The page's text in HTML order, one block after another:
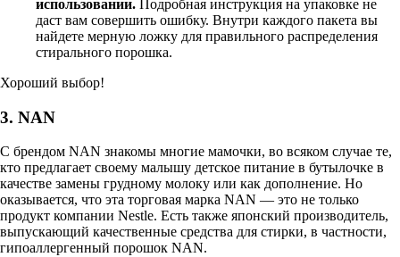
использовании. Подробная инструкция на упаковке не
даст вам совершить ошибку. Внутри каждого пакета вы
найдете мерную ложку для правильного распределения
стирального порошка.
Хороший выбор!
3. NAN
С брендом NAN знакомы многие мамочки, во всяком случае те,
кто предлагает своему малышу детское питание в бутылочке в
качестве замены грудному молоку или как дополнение. Но
оказывается, что эта торговая марка NAN — это не только
продукт компании Nestle. Есть также японский производитель,
выпускающий качественные средства для стирки, в частности,
гипоаллергенный порошок NAN.